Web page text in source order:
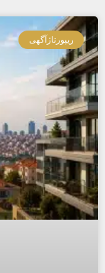
ریپورتاژآگهی